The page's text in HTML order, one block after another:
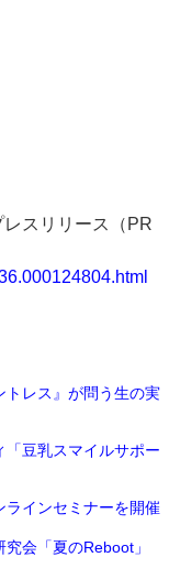
スリリース（PR
トレス』が問う生の実
「豆乳スマイルサポー
ラインセミナーを開催
会「夏のReboot」